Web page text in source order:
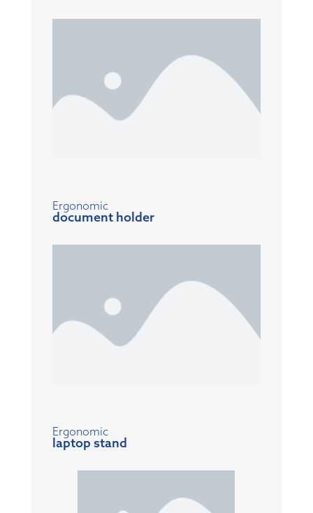
Ergonomic
document holder
Ergonomic
laptop stand